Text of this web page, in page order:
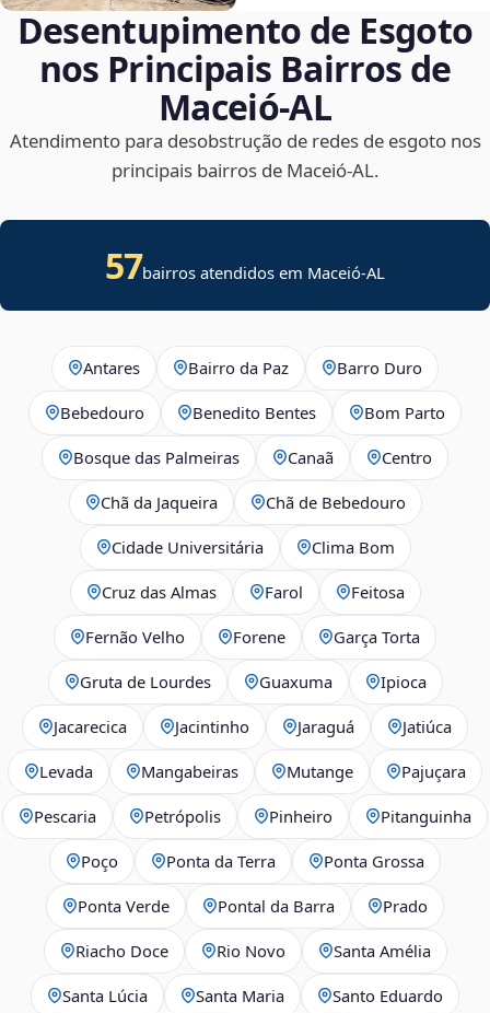
Desentupimento de Esgoto
nos Principais Bairros de
Maceió‑AL
Atendimento para desobstrução de redes de esgoto nos
principais bairros de Maceió‑AL.
57bairros atendidos em Maceió-AL
Antares Bairro da Paz Barro Duro
Bebedouro Benedito Bentes Bom Parto
Bosque das Palmeiras Canaã Centro
Chã da Jaqueira Chã de Bebedouro
Cidade Universitária Clima Bom
Cruz das Almas Farol Feitosa
Fernão Velho Forene Garça Torta
Gruta de Lourdes Guaxuma Ipioca
Jacarecica Jacintinho Jaraguá Jatiúca
Levada Mangabeiras Mutange Pajuçara
Pescaria Petrópolis Pinheiro Pitanguinha
Poço Ponta da Terra Ponta Grossa
Ponta Verde Pontal da Barra Prado
Riacho Doce Rio Novo Santa Amélia
Santa Lúcia Santa Maria Santo Eduardo